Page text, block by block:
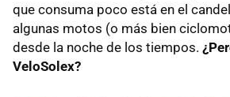
que consuma poco está en el
algunas motos (o más bien
desde la noche de los tiempos.
VeloSolex?